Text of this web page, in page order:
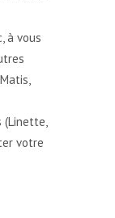
à vous
(Linette,
votre